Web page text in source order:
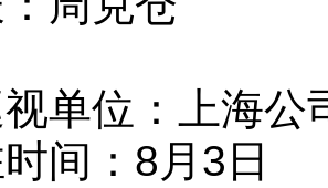
位：上海公
：8月3日